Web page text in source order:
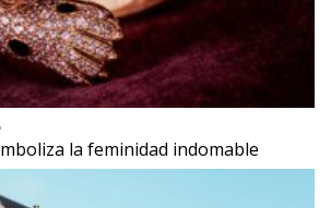
la feminidad indomable